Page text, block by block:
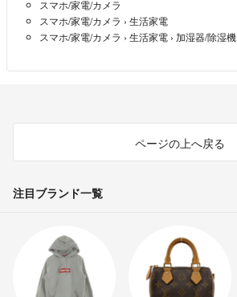
スマホ/家電/カメラ
スマホ/家電/カメラ › 生活家電
スマホ/家電/カメラ › 生活家電 › 加湿器/除湿機
ページの上へ戻る
注目ブランド一覧